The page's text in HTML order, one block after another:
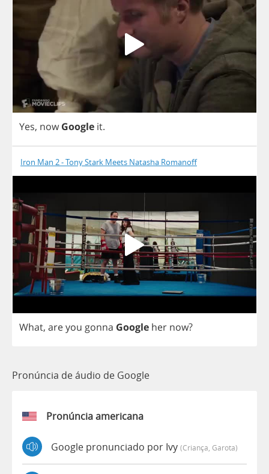
Yes, now Google it.
Iron Man 2 - Tony Stark Meets Natasha Romanoff
What, areyou gonna Google her now?
Pronúncia de áudio de Google
Pronúncia americana
Google pronunciado por Ivy (criança, Garota)